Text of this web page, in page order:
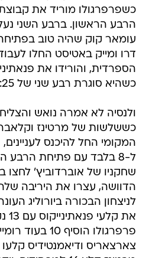
הרבע הראשון. ברבע השני
עומאר קוק שהיה טוב בפתיחה
דרו ומייק באטיסט החלו
כשהיא סוגרת רבע שני של 12:25.
ולנסיה לא אמרה נואש
כששלשות של מרטינז
המקומי החל להיכנס
ל-8 בלבד עם פתיחת הרבע
שחקניו של אוברדוביץ'
לניצחון הבכורה ביורוליג
פרפרגולו הוסיף